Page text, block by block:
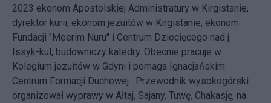
2023 ekonom Apostolskiej Administratury w Kirgistanie,
dyrektor kurii, ekonom jezuitów w Kirgistanie, ekonom
Fundacji "Meerim Nuru" i Centrum Dziecięcego nad j.
Issyk-kul, budowniczy katedry. Obecnie pracuje w
Kolegium jezuitów w Gdyni i pomaga Ignacjańskim
Centrum Formacji Duchowej. Przewodnik wysokogórski:
organizował wyprawy w Ałtaj, Sajany, Tuwę, Chakasję, na